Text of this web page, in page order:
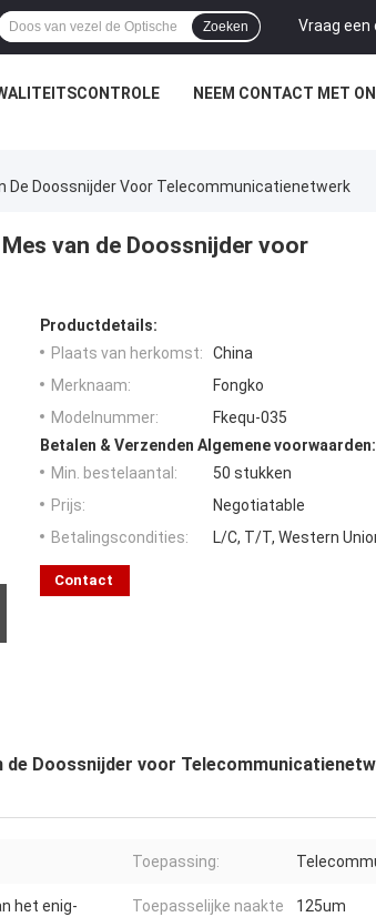
Vraag
Zoeken
NEEM CONTACT MET
De Doossnijder Voor Telecommunicatienetwerk
van de Doossnijder voor
Productdetails:
Plaats van herkomst:
China
Merknaam:
Fongko
Modelnummer:
Fkequ-035
Betalen & Verzenden Algemene voorwaarden:
Min. bestelaantal:
50 stukken
Prijs:
Negotiatable
Betalingscondities:
L/C, T/T, Western
Contact
Doossnijder voor
Toepassing:
het enig-
Toepasselijke naakte
125um